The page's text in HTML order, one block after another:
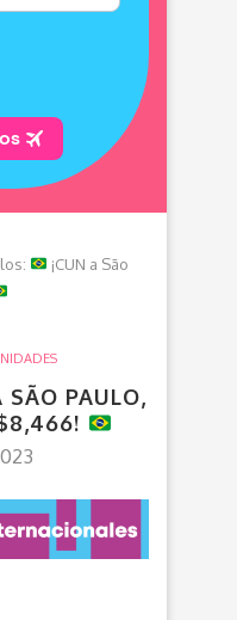
¡CUN a São
SÃO PAULO,